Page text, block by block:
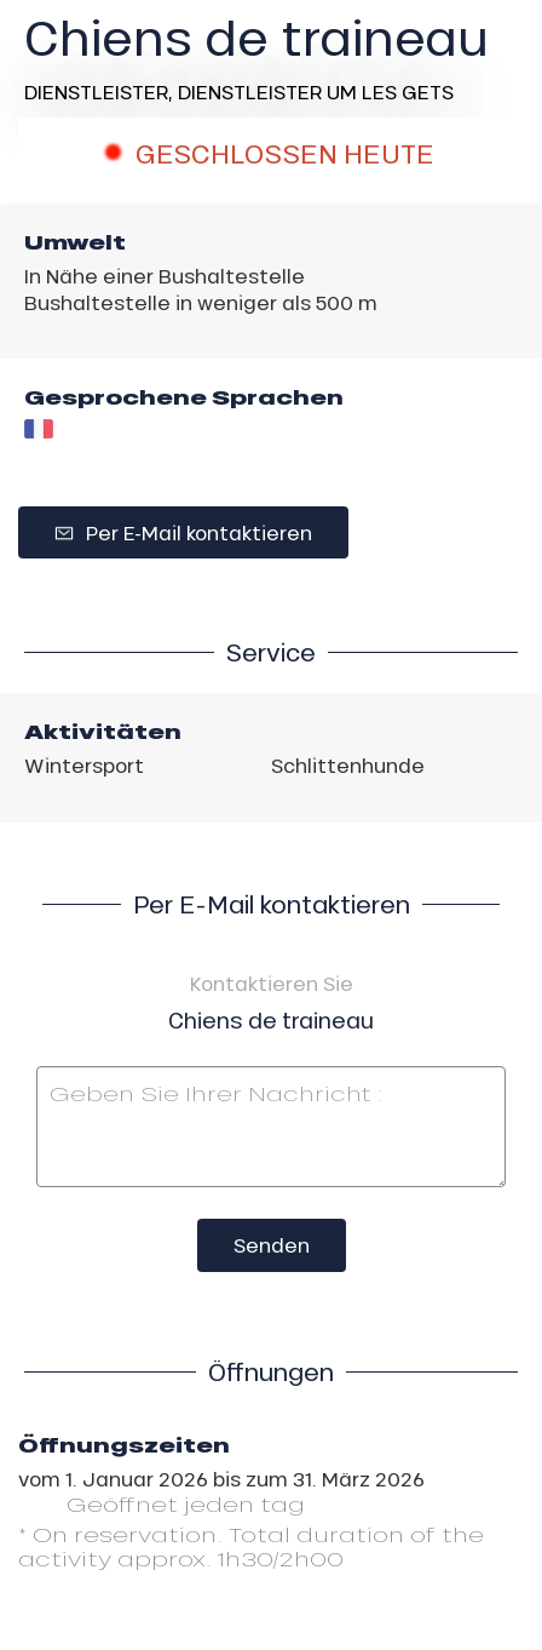
Chiens de traineau
DIENSTLEISTER, DIENSTLEISTER UM LES GETS
GESCHLOSSEN HEUTE
Umwelt
In Nähe einer Bushaltestelle
Bushaltestelle in weniger als 500 m
Gesprochene Sprachen
Per E-Mail kontaktieren
Service
Aktivitäten
Wintersport Schlittenhunde
Per E-Mail kontaktieren
Kontaktieren Sie
Chiens de traineau
Senden
Öffnungen
Öffnungszeiten
vom 1. Januar 2026 bis zum 31. März 2026
Geöffnet jeden tag
* On reservation. Total duration of the
activity approx. 1h30/2h00